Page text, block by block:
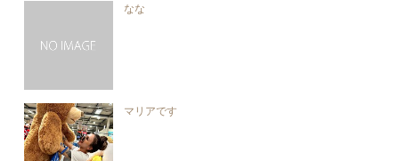
なな
マリアです